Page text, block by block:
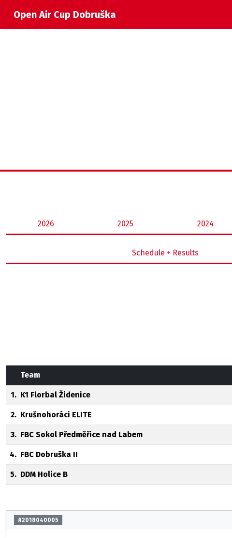
Open Air Cup Dobruška
2026 2025 2024
Schedule + Results
Team
1. K1 Florbal Židenice
2. Krušnohoráci ELITE
3. FBC Sokol Předměřice nad Labem
4. FBC Dobruška II
5. DDM Holice B
#2018040005